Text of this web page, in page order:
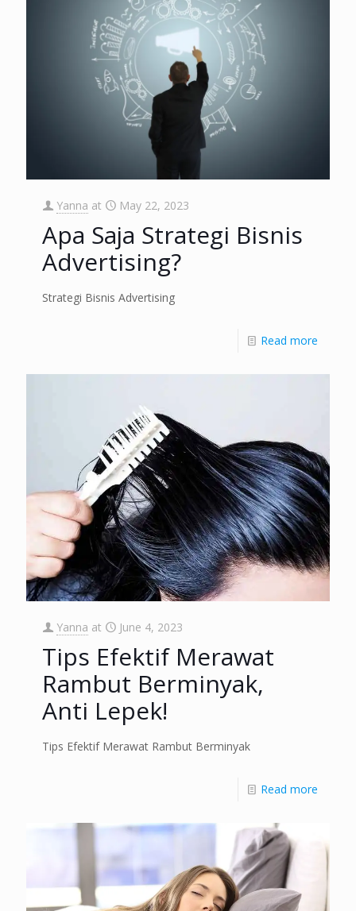
Yanna at May 22, 2023
Apa Saja Strategi Bisnis
Advertising?
Strategi Bisnis Advertising
Read more
Yanna at June 4, 2023
Tips Efektif Merawat
Rambut Berminyak,
Anti Lepek!
Tips Efektif Merawat Rambut Berminyak
Read more